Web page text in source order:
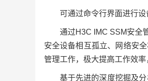
可通过命令行界面进行
通过H3C IMC SSM安全
安全设备相互孤立、网络安
管理工作，极大提高工作效率
基于先进的深度挖掘及